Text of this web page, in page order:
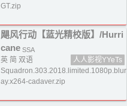
GT.zip
飓风行动【蓝光精校版】/Hurri
cane SSA
英 简 双语
人人影视YYeTs
Squadron.303.2018.limited.1080p.blur
ay.x264-cadaver.zip